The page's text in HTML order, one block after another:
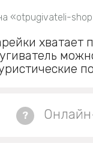
«otpugivateli-
хватает
?